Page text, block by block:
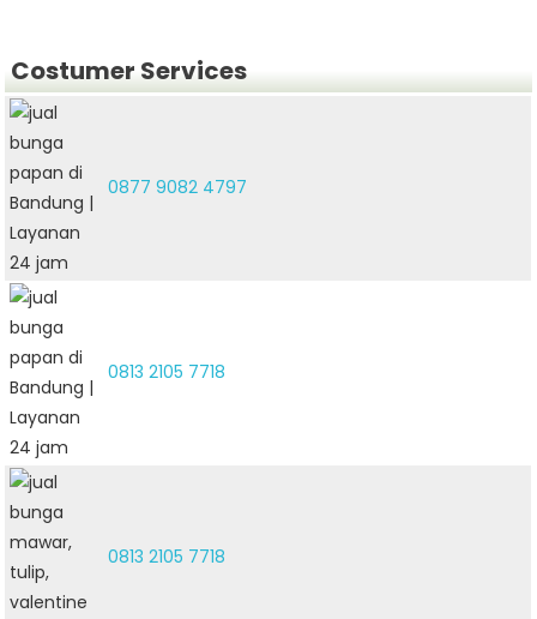
Costumer Services
0877 9082 4797
0813 2105 7718
0813 2105 7718